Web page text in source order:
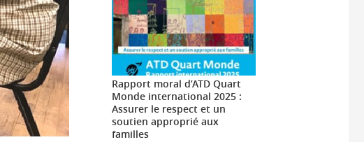
Rapport moral d’ATD Quart
Monde international 2025 :
Assurer le respect et un
soutien approprié aux
familles